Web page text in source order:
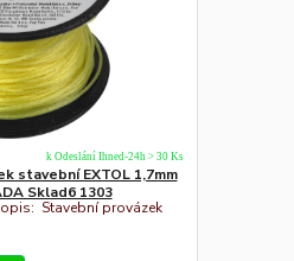
stavební EXTOL 1,7mm
Sklad6 1303
Stavební provázek
k Odeslání Ihned-24h > 30 Ks